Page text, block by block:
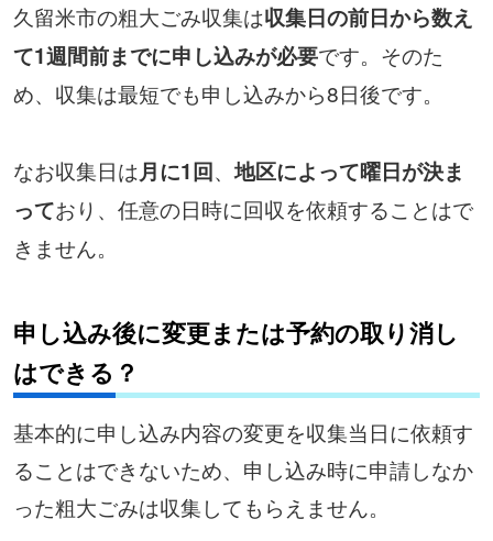
久留米市の粗大ごみ収集は収集日の前日から数え
て1週間前までに申し込みが必要です。そのた
め、収集は最短でも申し込みから8日後です。
なお収集日は月に1回、地区によって曜日が決ま
っており、任意の日時に回収を依頼することはで
きません。
申し込み後に変更または予約の取り消し
はできる？
基本的に申し込み内容の変更を収集当日に依頼す
ることはできないため、申し込み時に申請しなか
った粗大ごみは収集してもらえません。